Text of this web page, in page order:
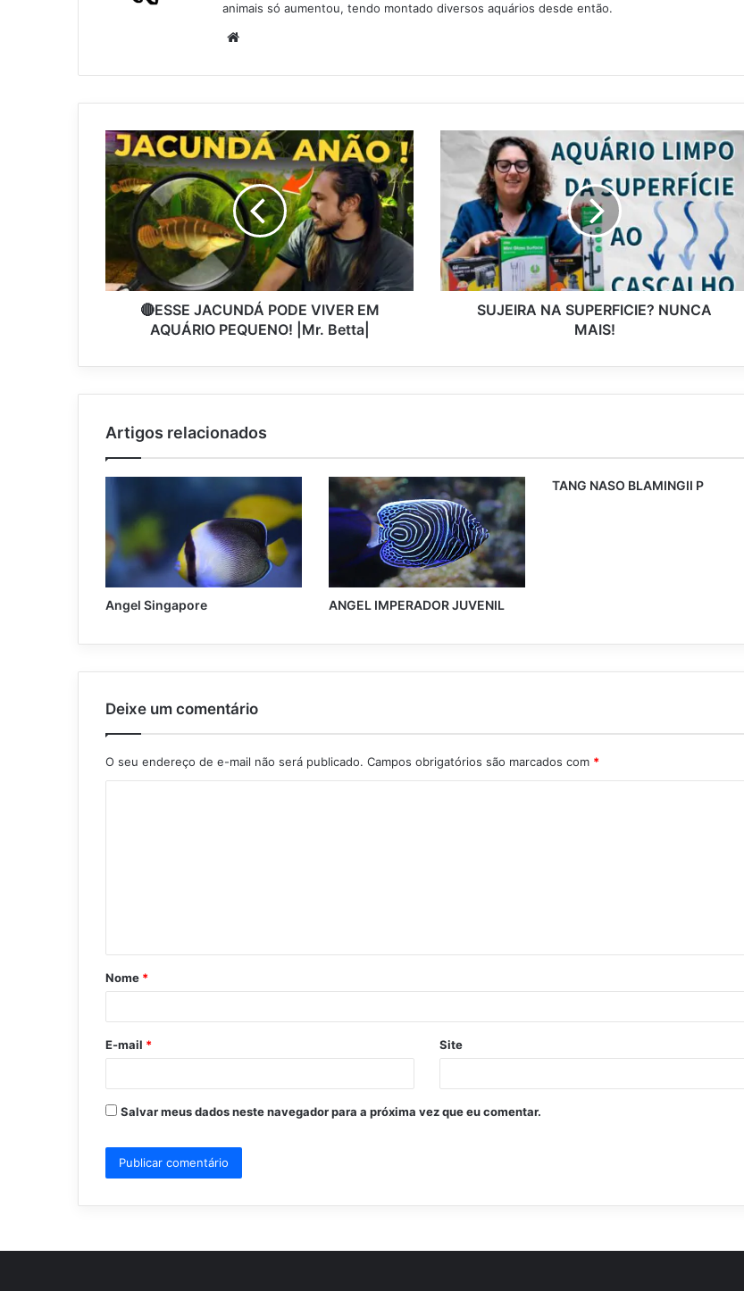
animais só aumentou, tendo montado diversos aquários desde então.
Website
🔴ESSE JACUNDÁ PODE VIVER EM
AQUÁRIO PEQUENO! |Mr. Betta|
SUJEIRA NA SUPERFICIE? NUNCA
MAIS!
Artigos relacionados
Angel Singapore ANGEL IMPERADOR JUVENIL
TANG NASO BLAMINGII P
Deixe um comentário
O seu endereço de e-mail não será publicado. Campos obrigatórios são marcados com *
á
r
*
Nome *
E-mail * Site
Salvar meus dados neste navegador para a próxima vez que eu comentar.